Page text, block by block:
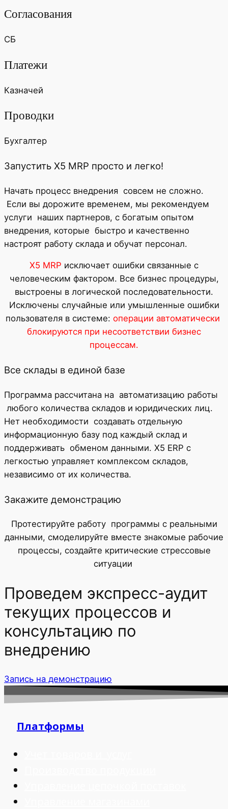
Согласования
СБ
Платежи
Казначей
Проводки
Бухгалтер
Запустить X5 MRP просто и легко!
Начать процесс внедрения совсем не сложно.
Если вы дорожите временем, мы рекомендуем
услуги наших партнеров, с богатым опытом
внедрения, которые быстро и качественно
настроят работу склада и обучат персонал.
X5 MRP исключает ошибки связанные с
человеческим фактором. Все бизнес процедуры,
выстроены в логической последовательности.
Исключены случайные или умышленные ошибки
пользователя в системе: операции автоматически
блокируются при несоответствии бизнес
процессам.
Все склады в единой базе
Программа рассчитана на автоматизацию работы
любого количества складов и юридических лиц.
Нет необходимости создавать отдельную
информационную базу под каждый склад и
поддерживать обменом данными. X5 ERP с
легкостью управляет комплексом складов,
независимо от их количества.
Закажите демонстрацию
Протестируйте работу программы c реальными
данными, смоделируйте вместе знакомые рабочие
процессы, создайте критические стрессовые
ситуации
Проведем экспресс-аудит
текущих процессов и
консультацию по
внедрению
Запись на демонстрацию
Платформы